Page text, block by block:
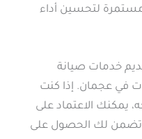
لتحسين أداء
خدمات صيانة
في عجمان. إذا كنت
يمكنك الاعتماد على
تضمن لك الحصول على